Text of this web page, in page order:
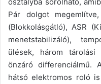
Pár dolgot
(Blokkolásgátló), ASR
menetstabilizáló),
ülések, három
önzáró differenciálmű.
hátsó elektromos roló